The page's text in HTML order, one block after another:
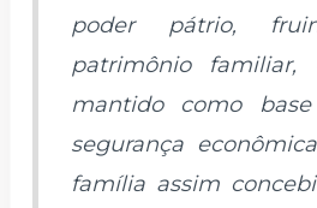
poder pátrio,
patrimônio
mantido como
segurança
família assim